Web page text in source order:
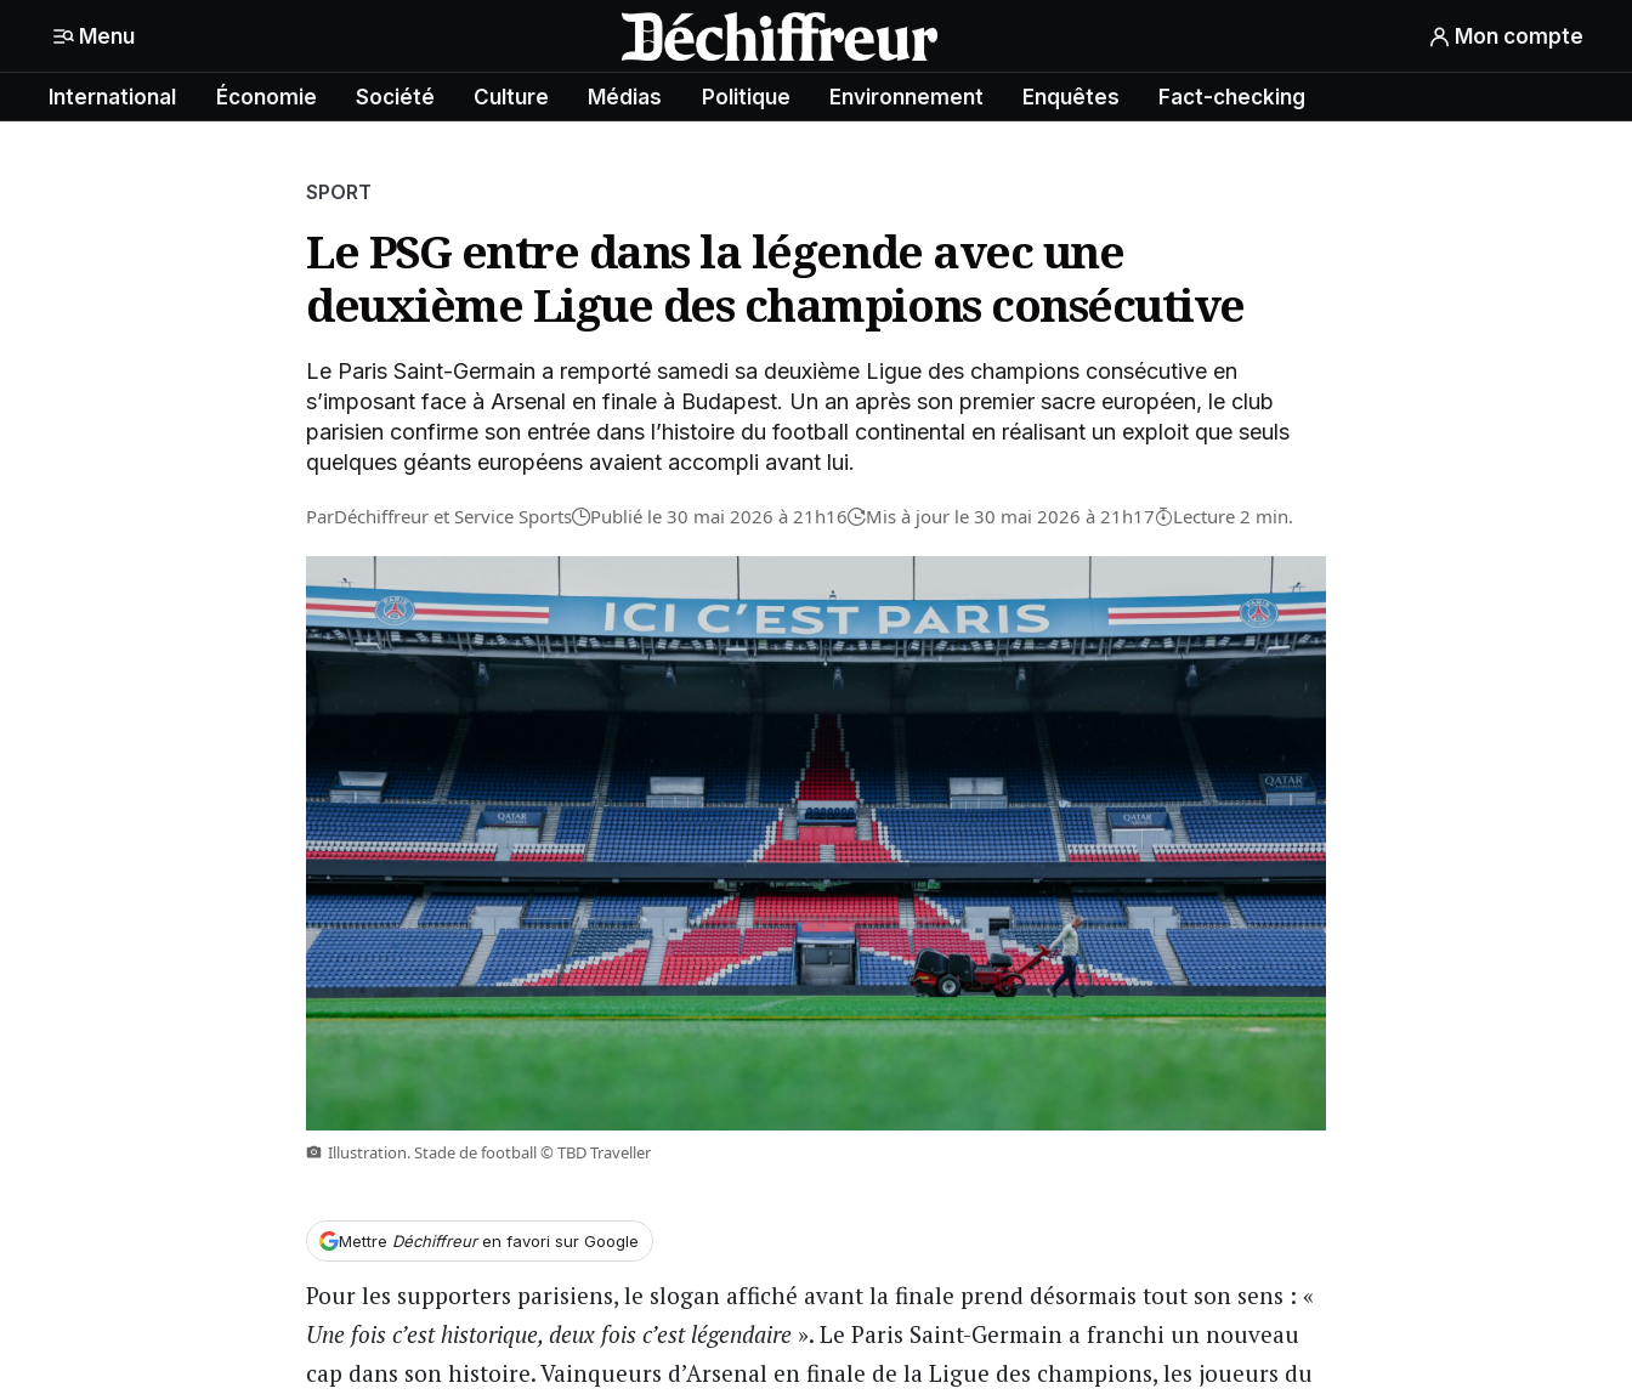
Menu Mon compte
International Économie Société Culture Médias Politique Environnement Enquêtes Fact-checking
Mon compte
N° Compte :
SPORT
Le PSG entre dans la légende avec une
deuxième Ligue des champions consécutive
Le Paris Saint-Germain a remporté samedi sa deuxième Ligue des champions consécutive en
s’imposant face à Arsenal en finale à Budapest. Un an après son premier sacre européen, le club
parisien confirme son entrée dans l’histoire du football continental en réalisant un exploit que seuls
quelques géants européens avaient accompli avant lui.
ParDéchiffreur et Service Sports Publié le 30 mai 2026 à 21h16 Mis à jour le 30 mai 2026 à 21h17 Lecture 2 min.
Illustration. Stade de football © TBD Traveller
Mettre Déchiffreuren favori sur Google
Pour les supporters parisiens, le slogan affiché avant la finale prend désormais tout son sens : «
Une fois c’est historique, deux fois c’est légendaire ». Le Paris Saint-Germain a franchi un nouveau
cap dans son histoire. Vainqueurs d’Arsenal en finale de la Ligue des champions, les joueurs du